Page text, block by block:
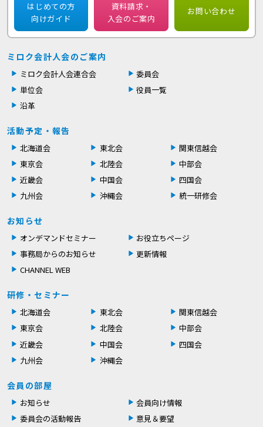
はじめての方
向けガイド
資料請求・
入会のご案内
お問い合わせ
ミロク会計人会のご案内
ミロク会計人会連合会
委員会
単位会
役員一覧
沿革
活動予定・報告
北海道会 東北会
関東信越会
東京会
北陸会
中部会
近畿会
中国会
四国会
九州会
沖縄会 統一研修会
お知らせ
オンデマンドセミナー
お役立ちページ
事務局からのお知らせ
更新情報
CHANNEL WEB
研修・セミナー
北海道会 東北会
関東信越会
東京会
北陸会
中部会
近畿会
中国会
四国会
九州会
沖縄会
会員の部屋
お知らせ
会員向け情報
委員会の活動報告
意見＆要望